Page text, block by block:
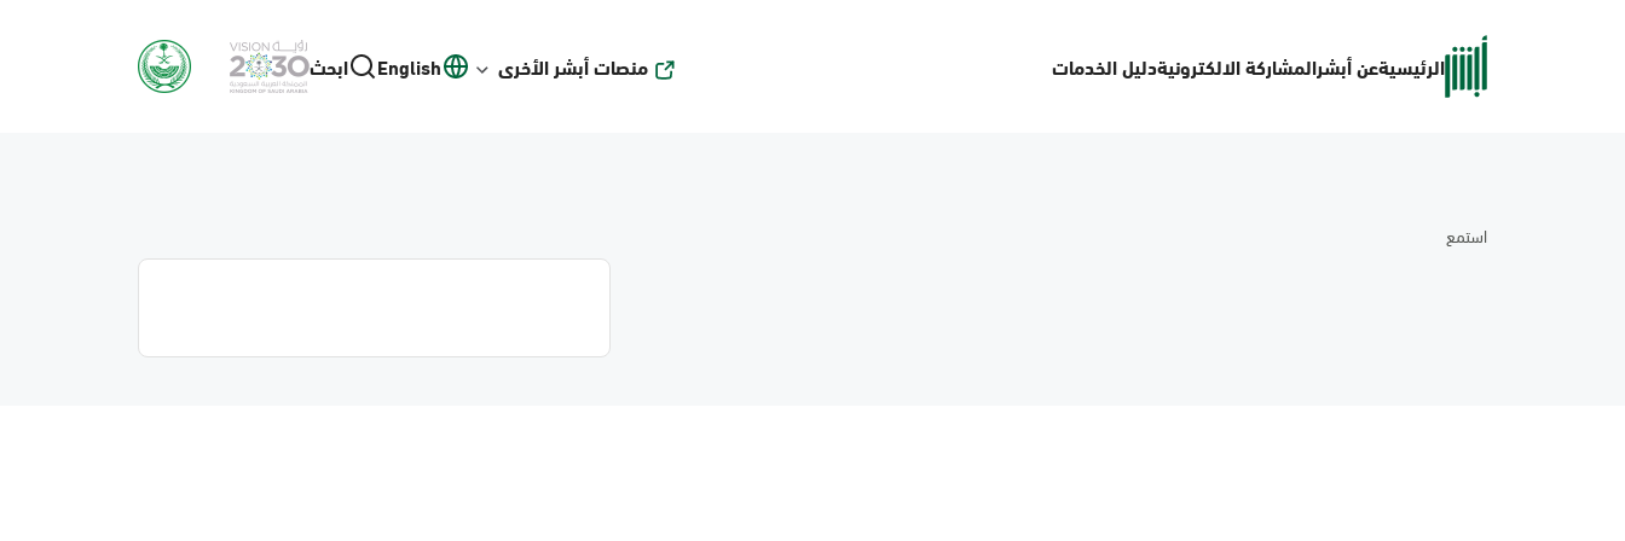
الرئيسيةعن أبشرالمشاركة الالكترونيةدليل الخدمات منصات أبشر الأخرى English ابحث
استمع